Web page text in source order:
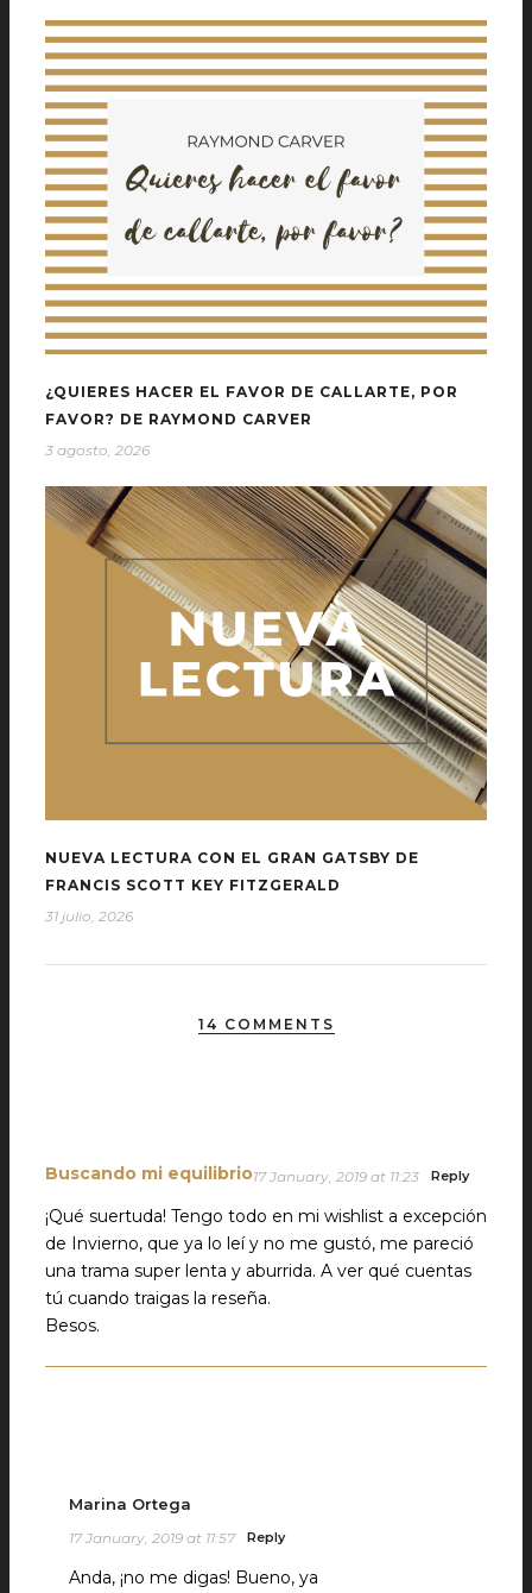
¿QUIERES HACER EL FAVOR DE CALLARTE, POR
FAVOR? DE RAYMOND CARVER
3 agosto, 2026
NUEVA LECTURA CON EL GRAN GATSBY DE
FRANCIS SCOTT KEY FITZGERALD
31 julio, 2026
14 COMMENTS
Buscando mi equilibrio17 January, 2019 at 11:23 Reply
¡Qué suertuda! Tengo todo en mi wishlist a excepción
de Invierno, que ya lo leí y no me gustó, me pareció
una trama super lenta y aburrida. A ver qué cuentas
tú cuando traigas la reseña.
Besos.
Marina Ortega
17 January, 2019 at 11:57 Reply
Anda, ¡no me digas! Bueno, ya